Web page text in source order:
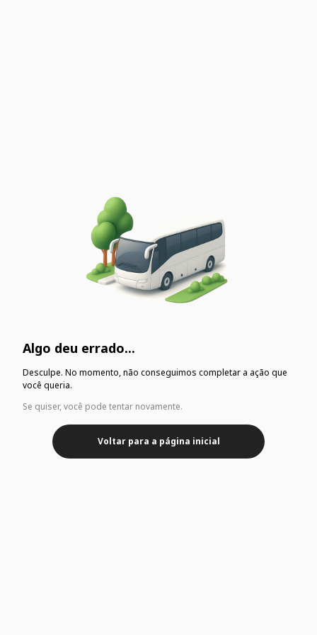
Algo deu errado...
Desculpe. No momento, não conseguimos completar a ação que
você queria.
Se quiser, você pode tentar novamente.
Voltar para a página inicial